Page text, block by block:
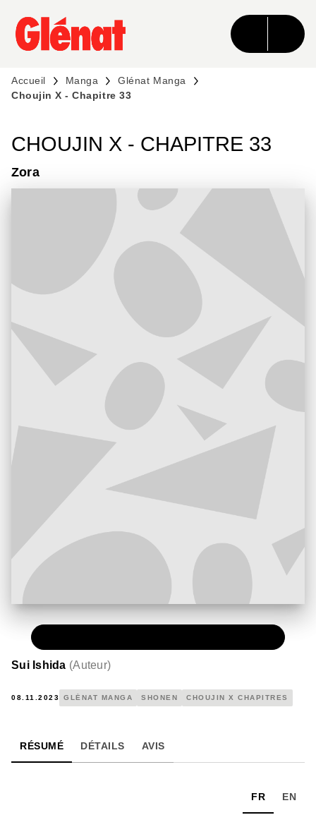
MENU RECHERCHE CONTENU
PIED DE PAGE
Accueil Manga
Glénat Manga
Choujin X - Chapitre 33
CHOUJIN X - CHAPITRE 33
Zora
Sui Ishida (Auteur)
08.11.2023 GLÉNAT MANGA SHONEN CHOUJIN X CHAPITRES
RÉSUMÉ DÉTAILS AVIS
FR EN